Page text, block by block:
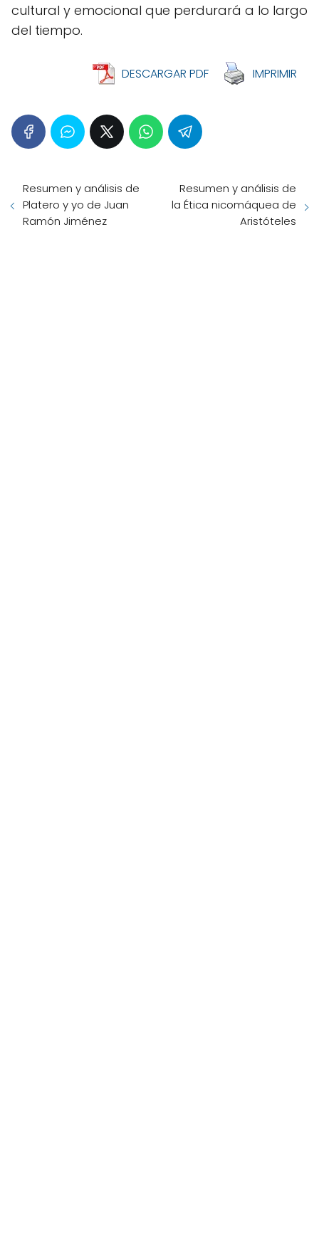
cultural y emocional que perdurará a lo largo
del tiempo.
DESCARGAR PDF IMPRIMIR
Resumen y análisis de
Platero y yo de Juan
Ramón Jiménez
Resumen y análisis de
la Ética nicomáquea de
Aristóteles